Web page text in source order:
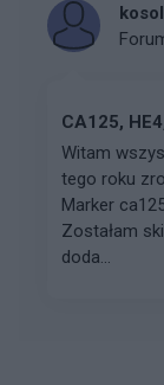
CA125,
Witam
tego roku
Marker
Zostałam
doda...